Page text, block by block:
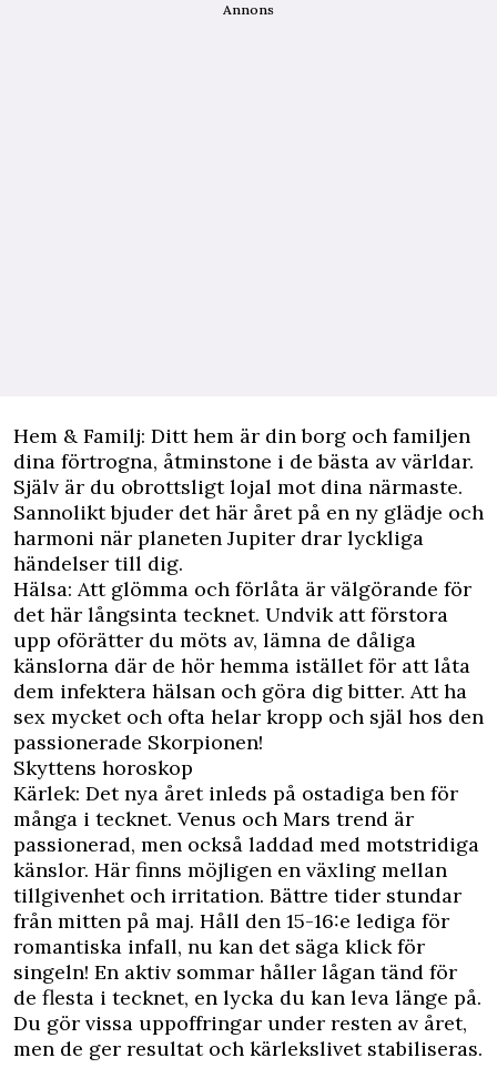
Annons
Hem & Familj: Ditt hem är din borg och familjen
dina förtrogna, åtminstone i de bästa av världar.
Själv är du obrottsligt lojal mot dina närmaste.
Sannolikt bjuder det här året på en ny glädje och
harmoni när planeten Jupiter drar lyckliga
händelser till dig.
Hälsa: Att glömma och förlåta är välgörande för
det här långsinta tecknet. Undvik att förstora
upp oförätter du möts av, lämna de dåliga
känslorna där de hör hemma istället för att låta
dem infektera hälsan och göra dig bitter. Att ha
sex mycket och ofta helar kropp och själ hos den
passionerade Skorpionen!
Skyttens horoskop
Kärlek: Det nya året inleds på ostadiga ben för
många i tecknet. Venus och Mars trend är
passionerad, men också laddad med motstridiga
känslor. Här finns möjligen en växling mellan
tillgivenhet och irritation. Bättre tider stundar
från mitten på maj. Håll den 15-16:e lediga för
romantiska infall, nu kan det säga klick för
singeln! En aktiv sommar håller lågan tänd för
de flesta i tecknet, en lycka du kan leva länge på.
Du gör vissa uppoffringar under resten av året,
men de ger resultat och kärlekslivet stabiliseras.